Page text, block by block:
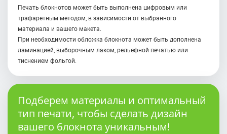
Печать блокнотов может быть выполнена цифровым или
трафаретным методом, в зависимости от выбранного
материала и вашего макета.
При необходимости обложка блокнота может быть дополнена
ламинацией, выборочным лаком, рельефной печатью или
тиснением фольгой.
Подберем материалы и оптимальный
тип печати, чтобы сделать дизайн
вашего блокнота уникальным!